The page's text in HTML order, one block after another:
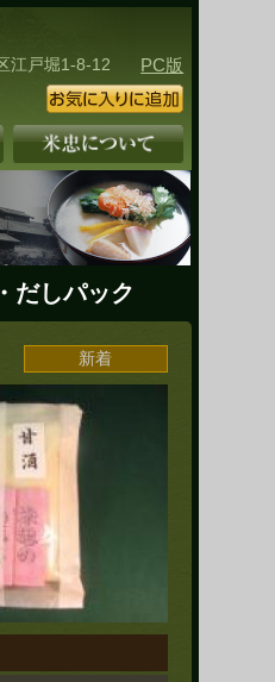
江戸堀1-8-12 PC版
だしパック
新着